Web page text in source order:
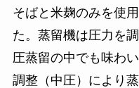
そばと米麹のみを使
た。蒸留機は圧力を
圧蒸留の中でも味わ
調整（中圧）により